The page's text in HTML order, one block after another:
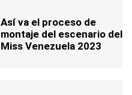
Así va el proceso de
montaje del escenario del
Miss Venezuela 2023